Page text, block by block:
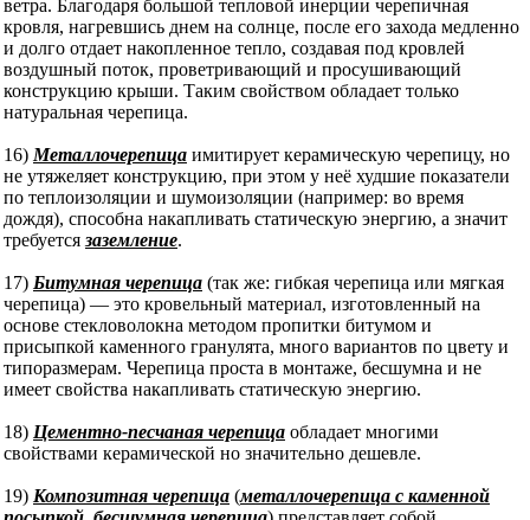
ветра. Благодаря большой тепловой инерции черепичная
кровля, нагревшись днем на солнце, после его захода медленно
и долго отдает накопленное тепло, создавая под кровлей
воздушный поток, проветривающий и просушивающий
конструкцию крыши. Таким свойством обладает только
натуральная черепица.
16) Металлочерепица имитирует керамическую черепицу, но
не утяжеляет конструкцию, при этом у неё худшие показатели
по теплоизоляции и шумоизоляции (например: во время
дождя), способна накапливать статическую энергию, а значит
требуется заземление.
17) Битумная черепица (так же: гибкая черепица или мягкая
черепица) — это кровельный материал, изготовленный на
основе стекловолокна методом пропитки битумом и
присыпкой каменного гранулята, много вариантов по цвету и
типоразмерам. Черепица проста в монтаже, бесшумна и не
имеет свойства накапливать статическую энергию.
18) Цементно-песчаная черепица обладает многими
свойствами керамической но значительно дешевле.
19) Композитная черепица (металлочерепица с каменной